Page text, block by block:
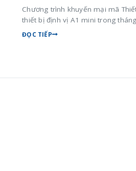
Chương trình khuyến mại mã
thiết bị định vị A1 mini trong
ĐỌC TIẾP